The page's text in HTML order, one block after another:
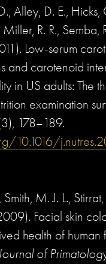
Alley, D. E., Hicks,
R. R., Semba,
Low-serum
and carotenoid
in US adults: The
examination
10.1016/
M. J. L.,
Facial skin
of